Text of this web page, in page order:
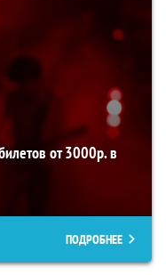
от 3000р. в
ПОДРОБНЕЕ